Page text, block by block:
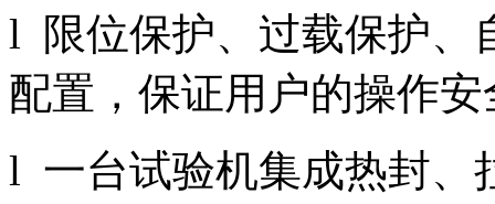
l 限位保护、过载保护、
配置，保证用户的操作安
l 一台试验机集成热封、